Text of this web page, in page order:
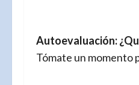
Autoevaluación:
Tómate un momento